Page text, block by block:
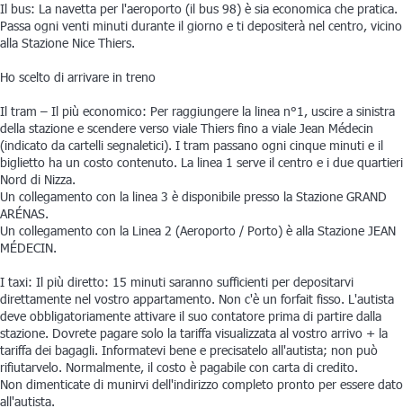
Il bus: La navetta per l'aeroporto (il bus 98) è sia economica che pratica.
Passa ogni venti minuti durante il giorno e ti depositerà nel centro, vicino
alla Stazione Nice Thiers.
Ho scelto di arrivare in treno
Il tram – Il più economico: Per raggiungere la linea n°1, uscire a sinistra
della stazione e scendere verso viale Thiers fino a viale Jean Médecin
(indicato da cartelli segnaletici). I tram passano ogni cinque minuti e il
biglietto ha un costo contenuto. La linea 1 serve il centro e i due quartieri
Nord di Nizza.
Un collegamento con la linea 3 è disponibile presso la Stazione GRAND
ARÉNAS.
Un collegamento con la Linea 2 (Aeroporto / Porto) è alla Stazione JEAN
MÉDECIN.
I taxi: Il più diretto: 15 minuti saranno sufficienti per depositarvi
direttamente nel vostro appartamento. Non c'è un forfait fisso. L'autista
deve obbligatoriamente attivare il suo contatore prima di partire dalla
stazione. Dovrete pagare solo la tariffa visualizzata al vostro arrivo + la
tariffa dei bagagli. Informatevi bene e precisatelo all'autista; non può
rifiutarvelo. Normalmente, il costo è pagabile con carta di credito.
Non dimenticate di munirvi dell'indirizzo completo pronto per essere dato
all'autista.